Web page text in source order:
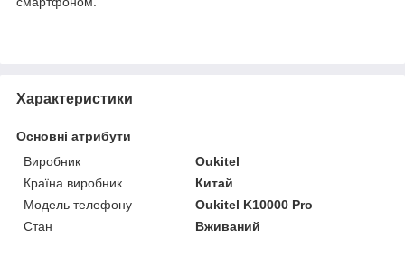
Характеристики
Основні атрибути
Виробник
Oukitel
Країна виробник
Китай
Модель телефону
Oukitel K10000 Pro
Стан
Вживаний